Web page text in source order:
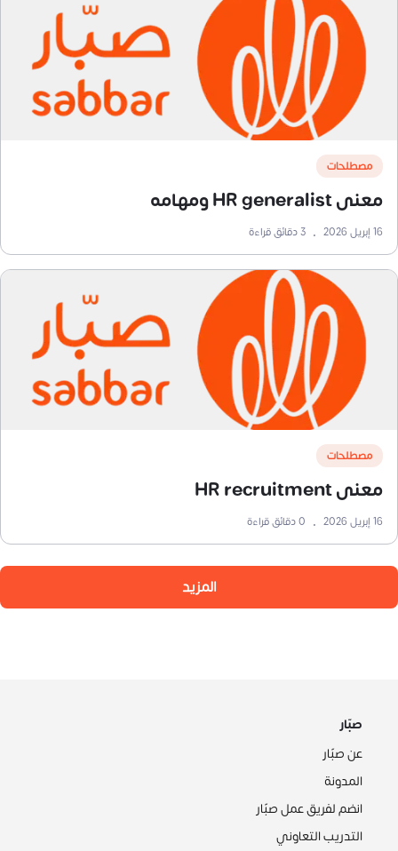
مصطلحات
معنى HR generalist ومهامه
16 إبريل 2026 •
3دقائق قراءة
مصطلحات
معنى HR recruitment
16 إبريل 2026 •
0دقائق قراءة
المزيد
صبّار
عن صبّار
المدونة
انضم لفريق عمل صبّار
التدريب التعاوني